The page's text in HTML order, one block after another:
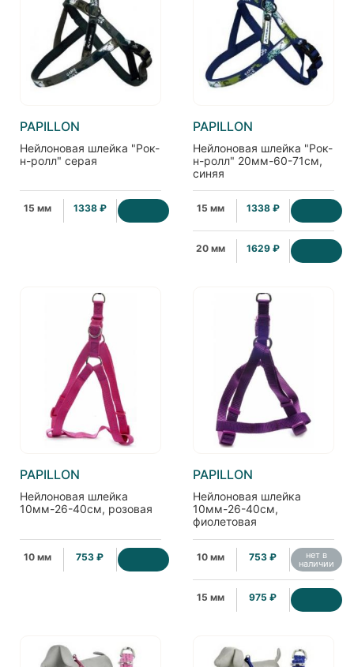
PAPILLON
Нейлоновая шлейка "Рок-
н-ролл" серая
15 мм 1338 ₽
PAPILLON
Нейлоновая шлейка "Рок-
н-ролл" 20мм-60-71см,
синяя
15 мм 1338 ₽
20 мм 1629 ₽
PAPILLON
Нейлоновая шлейка
10мм-26-40см, розовая
10 мм 753 ₽
PAPILLON
Нейлоновая шлейка
10мм-26-40см,
фиолетовая
10 мм 753 ₽ нет в
наличии
15 мм 975 ₽